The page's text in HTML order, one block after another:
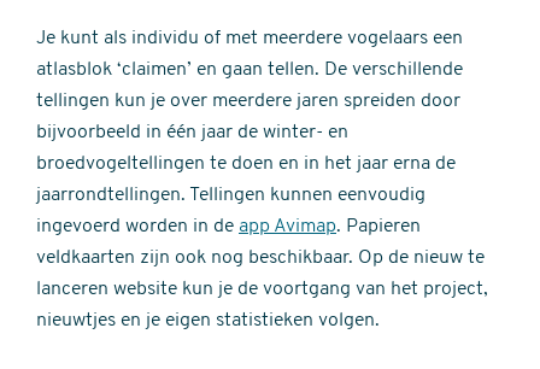
Je kunt als individu of met meerdere vogelaars een
atlasblok ‘claimen’ en gaan tellen. De verschillende
tellingen kun je over meerdere jaren spreiden door
bijvoorbeeld in één jaar de winter- en
broedvogeltellingen te doen en in het jaar erna de
jaarrondtellingen. Tellingen kunnen eenvoudig
ingevoerd worden in de app Avimap. Papieren
veldkaarten zijn ook nog beschikbaar. Op de nieuw te
lanceren website kun je de voortgang van het project,
nieuwtjes en je eigen statistieken volgen.